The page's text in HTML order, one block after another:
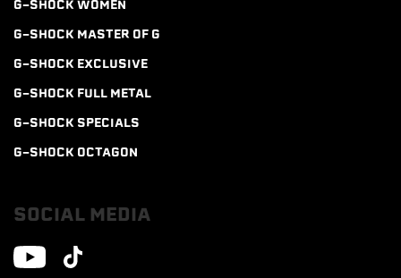
G-SHOCK WOMEN
G-SHOCK MASTER OF G
G-SHOCK EXCLUSIVE
G-SHOCK FULL METAL
G-SHOCK SPECIALS
G-SHOCK OCTAGON
SOCIAL MEDIA